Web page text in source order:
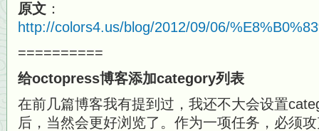
原文 ：
http://colors4.us/blog/2012/09/06/
==========
给octopress博客添加category列表
在前几篇博客我有提到过，我还不大会设置
后，当然会更好浏览了。作为一项任务，必须